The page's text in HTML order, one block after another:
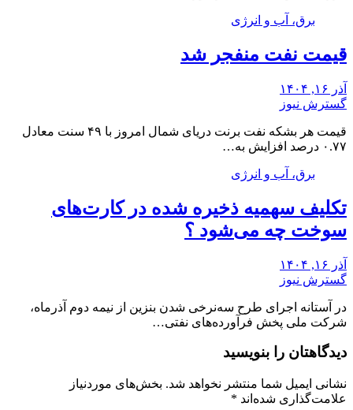
برق، آب و انرژی
قیمت نفت منفجر شد
آذر ۱۶, ۱۴۰۴
گسترش نیوز
قیمت هر بشکه نفت برنت دریای شمال امروز با ۴۹ سنت معادل
۰.۷۷ درصد افزایش به…
برق، آب و انرژی
تکلیف سهمیه ذخیره شده در کارت‌های
سوخت چه می‌شود ؟
آذر ۱۶, ۱۴۰۴
گسترش نیوز
در آستانه اجرای طرح سه‌نرخی شدن بنزین از نیمه دوم آذرماه،
شرکت ملی پخش فرآورده‌های نفتی…
دیدگاهتان را بنویسید
نشانی ایمیل شما منتشر نخواهد شد. بخش‌های موردنیاز
علامت‌گذاری شده‌اند *